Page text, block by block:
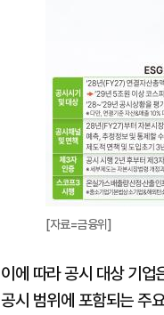
[자료=금융위]
이에 따라 공시 대상 기
공시 범위에 포함되는 주